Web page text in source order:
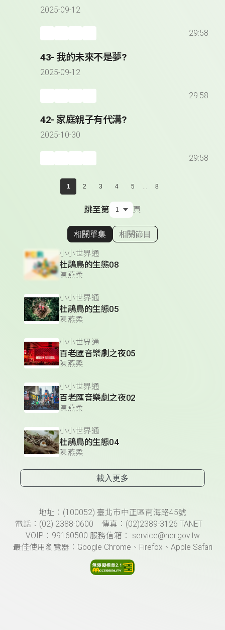
2025-09-12
29:58
43- 我的未來不是夢?
2025-09-12
29:58
42- 家庭親子有代溝?
2025-10-30
29:58
1 2 3 4 5 ... 8
跳至第 頁
顯示相關單集
相關單集 相關節目
小小世界通
杜鵑鳥的生態08
陳燕柔
小小世界通
杜鵑鳥的生態05
陳燕柔
小小世界通
百老匯音樂劇之夜05
陳燕柔
小小世界通
百老匯音樂劇之夜02
陳燕柔
小小世界通
杜鵑鳥的生態04
陳燕柔
載入更多
頁尾資訊地址：(100052) 臺北市中正區南海路45號
電話：(02) 2388-0600 傳真：(02)2389-3126 TANET
VOIP：99160500 服務信箱： service@ner.gov.tw
最佳使用瀏覽器：Google Chrome、Firefox、Apple Safari